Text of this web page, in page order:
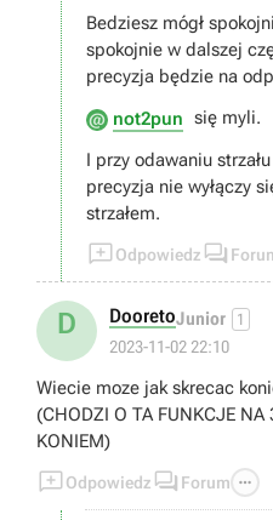
Bedziesz mógł spokojnie zrobić to wyzwanie
spokojnie w dalszej
precyzja będzie na
not2pun się myli.
I przy odawaniu
precyzja nie wyłączy się za każdym oddanym
strzałem.
Odpowiedz 
D DooretoJunior 1
2023-11-02 22:10
Wiecie moze jak skrecac
(CHODZI O TA FUNKCJE NA
KONIEM)
Odpowiedz  Forum 